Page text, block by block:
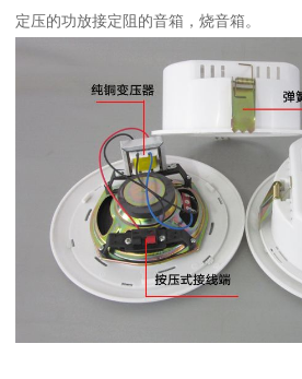
定压的功放接定阻的音箱，烧音箱。